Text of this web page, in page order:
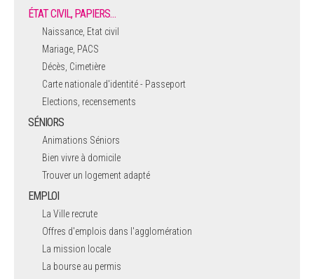
ÉTAT CIVIL, PAPIERS…
Naissance, Etat civil
Mariage, PACS
Décès, Cimetière
Carte nationale d'identité - Passeport
Elections, recensements
SÉNIORS
Animations Séniors
Bien vivre à domicile
Trouver un logement adapté
EMPLOI
La Ville recrute
Offres d'emplois dans l'agglomération
La mission locale
La bourse au permis